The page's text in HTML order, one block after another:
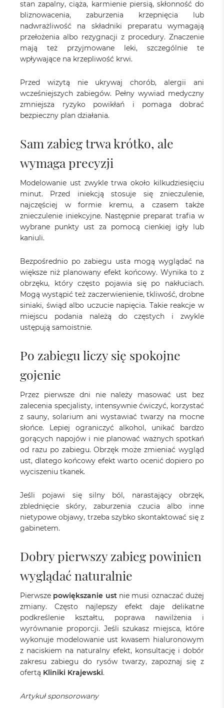
stan zapalny, ciąża, karmienie piersią, skłonność do
bliznowacenia, zaburzenia krzepnięcia lub
nadwrażliwość na składniki preparatu wymagają
przełożenia albo rezygnacji z procedury. Znaczenie
mają też przyjmowane leki, szczególnie te
wpływające na krzepliwość krwi.
Przed wizytą nie ukrywaj chorób, alergii ani
wcześniejszych zabiegów. Pełny wywiad medyczny
zmniejsza ryzyko powikłań i pomaga dobrać
bezpieczny plan działania.
Sam zabieg trwa krótko, ale
wymaga precyzji
Modelowanie ust zwykle trwa około kilkudziesięciu
minut. Przed iniekcją stosuje się znieczulenie,
najczęściej w formie kremu, a czasem także
znieczulenie iniekcyjne. Następnie preparat trafia w
wybrane punkty ust za pomocą cienkiej igły lub
kaniuli.
Bezpośrednio po zabiegu usta mogą wyglądać na
większe niż planowany efekt końcowy. Wynika to z
obrzęku, który często pojawia się po nakłuciach.
Mogą wystąpić też zaczerwienienie, tkliwość, drobne
siniaki, świąd albo uczucie napięcia. Takie reakcje w
miejscu podania należą do częstych i zwykle
ustępują samoistnie.
Po zabiegu liczy się spokojne
gojenie
Przez pierwsze dni nie należy masować ust bez
zalecenia specjalisty, intensywnie ćwiczyć, korzystać
z sauny, solarium ani wystawiać twarzy na mocne
słońce. Lepiej ograniczyć alkohol, unikać bardzo
gorących napojów i nie planować ważnych spotkań
od razu po zabiegu. Obrzęk może zmieniać wygląd
ust, dlatego końcowy efekt warto ocenić dopiero po
wyciszeniu tkanek.
Jeśli pojawi się silny ból, narastający obrzęk,
zblednięcie skóry, zaburzenia czucia albo inne
nietypowe objawy, trzeba szybko skontaktować się z
gabinetem.
Dobry pierwszy zabieg powinien
wyglądać naturalnie
Pierwsze powiększanie ustnie musi oznaczać dużej
zmiany. Często najlepszy efekt daje delikatne
podkreślenie kształtu, poprawa nawilżenia i
wyrównanie proporcji. Jeśli szukasz miejsca, które
wykonuje modelowanie ust kwasem hialuronowym
z naciskiem na naturalny efekt, konsultację i dobór
zakresu zabiegu do rysów twarzy, zapoznaj się z
ofertą Kliniki Krajewski.
Artykuł sponsorowany